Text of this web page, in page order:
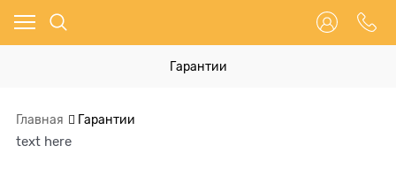
Гарантии
Главная
Гарантии
text here